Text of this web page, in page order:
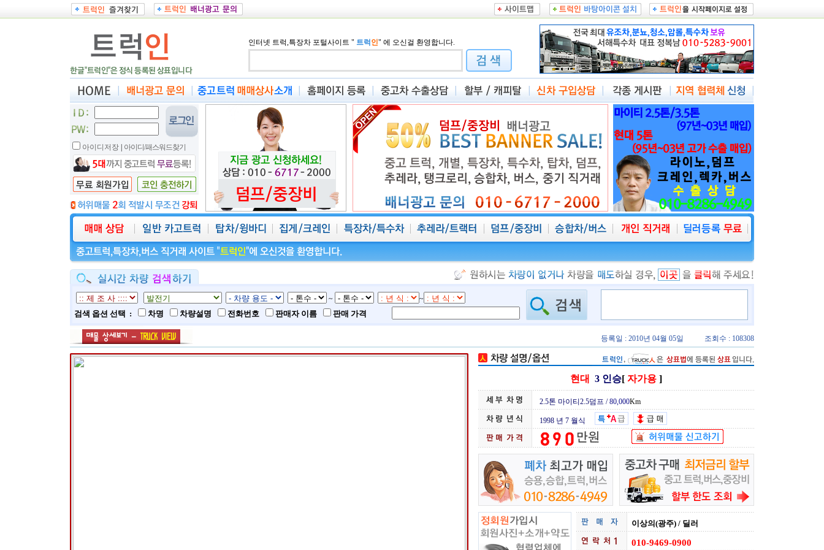
인터넷 트럭,특장차 포털사이트 " 트럭 인" 에 오신걸 환영합니다.
아이디저장 아이디/패스워드찾기
~ ~
검색 옵션 선택 : 차명 차량설명 전화번호 판매자 이름 판매 가격
등록일 : 2010년 04월 05일 조회수 : 108308
현대 3 인승[ 자가용 ]
2.5톤 마이티2.5덤프 /80,000Km
1998 년 7 월식
이상의(광주) / 딜러
010-9469-0900